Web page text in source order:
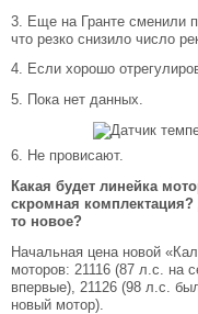
3. Еще на Гранте сменили
что резко снизило число
4. Если хорошо
5. Пока нет данных.
6. Не провисают.
Какая будет линейка
скромная
то новое?
Начальная цена новой
моторов: 21116 (87 л.с. на
впервые), 21126 (98 л.с.
новый мотор).